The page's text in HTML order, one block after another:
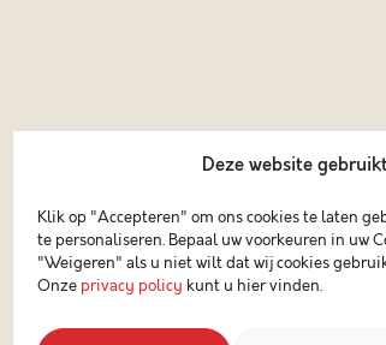
Deze website
Klik op "Accepteren" om ons cookies te laten
te personaliseren. Bepaal uw voorkeuren in uw
"Weigeren" als u niet wilt dat wij cookies
Onze privacy policy kunt u hier vinden.